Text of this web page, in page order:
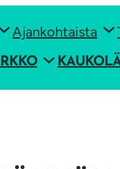
Ajankohtaista